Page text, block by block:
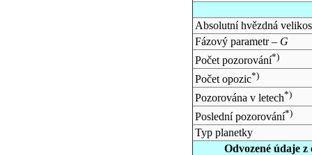
Absolutní hvězdná
Fázový parametr – G
Počet pozorování*)
Počet opozic*)
Pozorována v letech*)
Poslední pozorování*)
Typ planetky
Odvozené údaje